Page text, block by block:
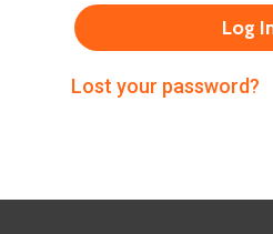
Log
Lost your password?